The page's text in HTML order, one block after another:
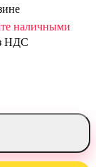
наличными
НДС